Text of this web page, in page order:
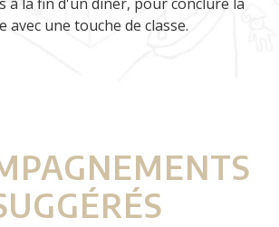
avec une touche de classe.